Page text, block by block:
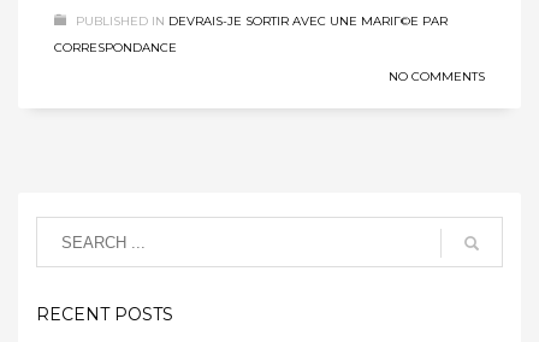
PUBLISHED IN DEVRAIS-JE SORTIR AVEC UNE MARIГ©E PAR
CORRESPONDANCE
NO COMMENTS
RECENT POSTS